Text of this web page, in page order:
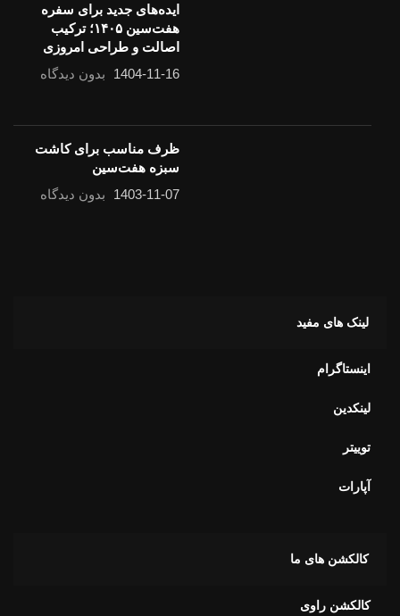
ایده‌های جدید برای سفره
هفت‌سین ۱۴۰۵؛ ترکیب
اصالت و طراحی امروزی
1404-11-16
بدون دیدگاه
ظرف مناسب برای کاشت سبزه هفت‌سین
بدون دیدگاه
لینکدین
کالکشن آویور